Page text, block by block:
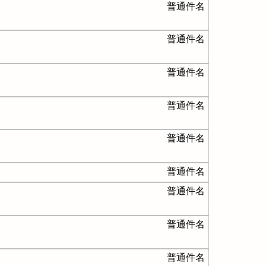
普通件名
普通件名
普通件名
普通件名
普通件名
普通件名
普通件名
普通件名
普通件名